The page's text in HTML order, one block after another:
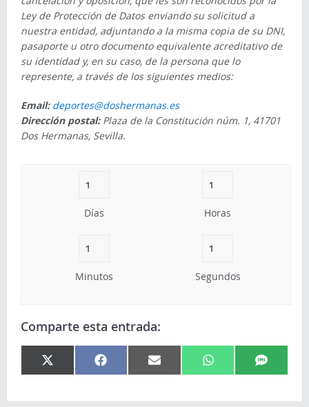
Ley de Protección de Datos enviando su solicitud a
nuestra entidad, adjuntando a la misma copia de su DNI,
pasaporte u otro documento equivalente acreditativo de
su identidad y, en su caso, de la persona que lo
represente, a través de los siguientes medios:
Email: deportes@doshermanas.es
Dirección postal:Plaza de la Constitución núm. 1, 41701
Dos Hermanas, Sevilla.
Días Horas
Minutos Segundos
Comparte esta entrada:
X
(Twitter)
Facebook Email WhatsApp SMS